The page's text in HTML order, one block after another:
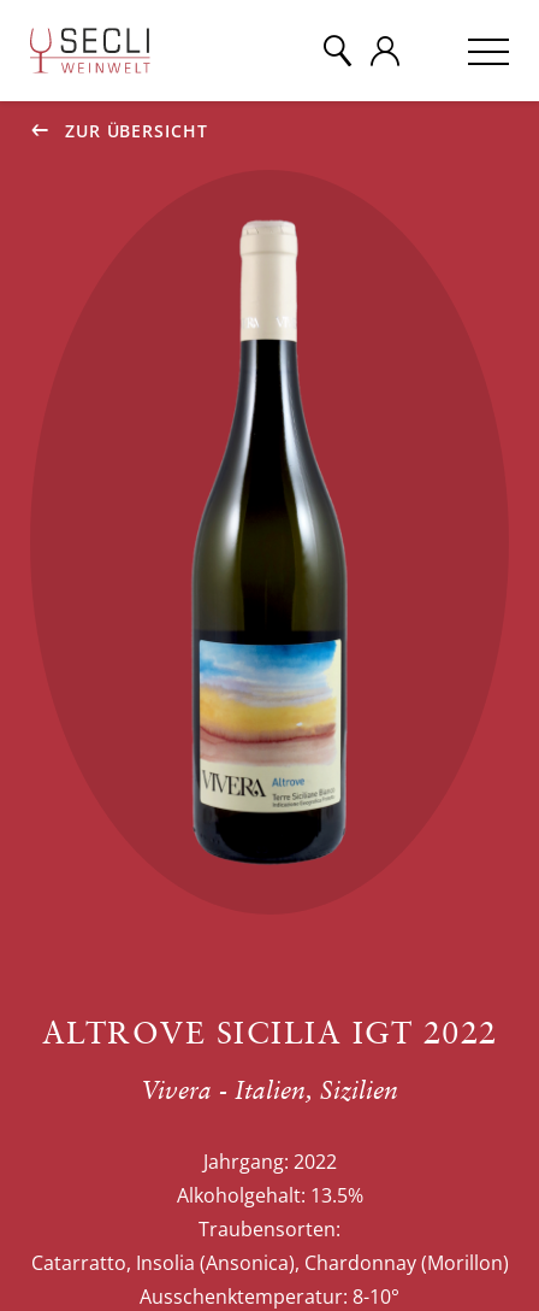
ZUR ÜBERSICHT
ALTROVE SICILIA IGT 2022
Vivera - Italien, Sizilien
Jahrgang: 2022
Alkoholgehalt: 13.5%
Traubensorten:
Catarratto, Insolia (Ansonica), Chardonnay (Morillon)
Ausschenktemperatur: 8-10°